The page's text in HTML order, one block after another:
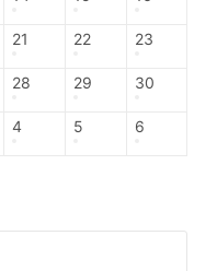
21 22 23
28 29 30
4 5 6